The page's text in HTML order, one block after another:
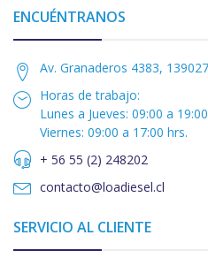
ENCUÉNTRANOS
Av. Granaderos 4383,
Horas de trabajo:
Lunes a Jueves: 09:00 a
Viernes: 09:00 a 17:00 hrs.
+ 56 55 (2) 248202
contacto@loadiesel.cl
SERVICIO AL CLIENTE